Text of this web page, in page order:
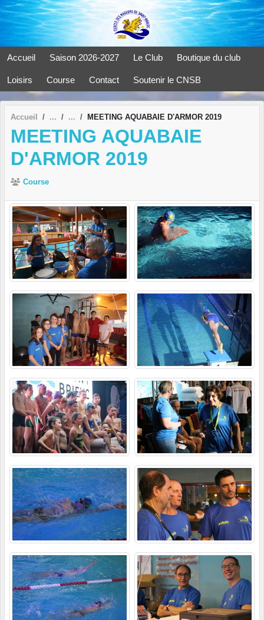
Accueil Saison 2026-2027 Le Club Boutique du club
Loisirs Course Contact Soutenir le CNSB
Accueil MEETING AQUABAIE D'ARMOR 2019
MEETING AQUABAIE
D'ARMOR 2019
Course
Panneau de gestion des cookies